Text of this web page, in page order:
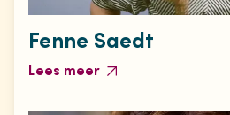
Fenne Saedt
Lees meer